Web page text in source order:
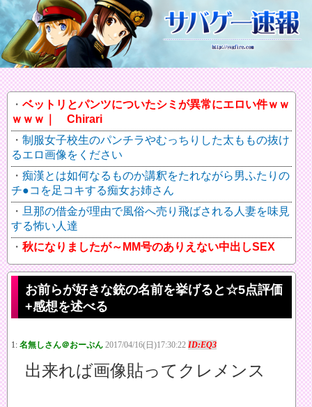
ベットリとパンツについたシミが異常にエロい件ｗｗ
ｗｗｗ｜ Chirari
制服女子校生のパンチラやむっちりした太ももの抜け
るエロ画像をください
痴漢とは如何なるものか講釈をたれながら男ふたりの
チ●コを足コキする痴女お姉さん
旦那の借金が理由で風俗へ売り飛ばされる人妻を味見
する怖い人達
秋になりましたが～MM号のありえない中出しSEX
お前らが好きな銃の名前を挙げると☆5点評価
+感想を述べる
1: 名無しさん＠おーぷん 2017/04/16(日)17:30:22 ID:EQ3
出来れば画像貼ってクレメンス